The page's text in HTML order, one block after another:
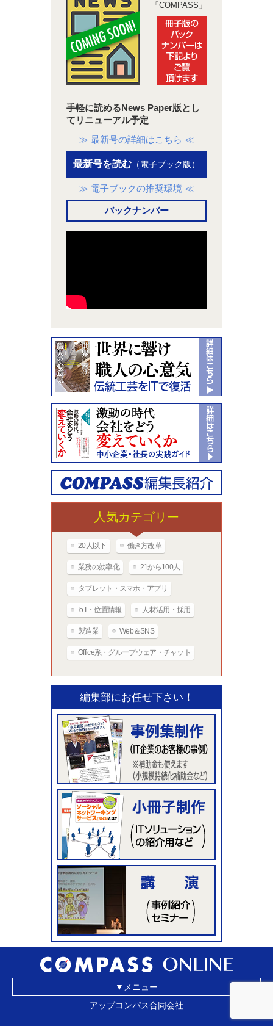
「COMPASS」
手軽に読めるNews Paper版とし
てリニューアル予定
≫ 最新号の詳細はこちら ≪
最新号を読む （電子ブック版）
≫ 電子ブックの推奨環境 ≪
バックナンバー
人気カテゴリー
20人以下 働き方改革
業務の効率化 21から100人
タブレット・スマホ・アプリ
IoT・位置情報 人材活用・採用
製造業 Web＆SNS
Office系・グループウェア・チャット
編集部にお任せ下さい！
▼メニュー
アップコンパス合同会社